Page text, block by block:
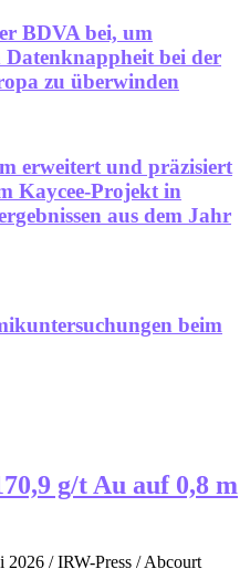
BDVA bei, um
bei der
zu überwinden
erweitert und präzisiert
Kaycee-Projekt in
aus dem Jahr
beim
g/t Au auf 0,8 m
2026 / IRW-Press / Abcourt